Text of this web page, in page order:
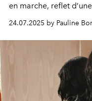
en marche, reflet
24.07.2025 by Pauline